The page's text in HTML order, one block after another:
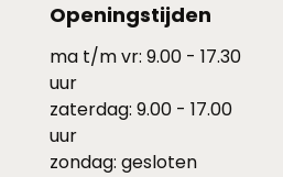
Openingstijden
ma t/m vr: 9.00 - 17.30
uur
zaterdag: 9.00 - 17.00
uur
zondag: gesloten